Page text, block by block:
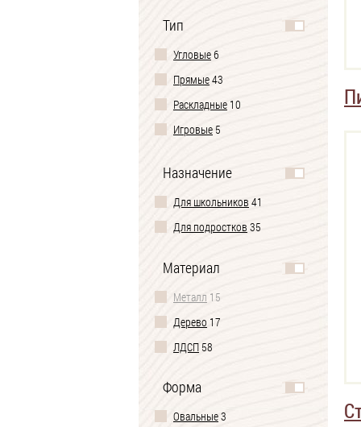
Тип
Угловые6
Прямые43
Раскладные 10
Игровые 5
Трансформер
Дизайнерские1
Назначение
Для школьников 41
Для подростков 35
Материал
Металл 15
Дерево 17
ЛДСП 58
Форма
Овальные3